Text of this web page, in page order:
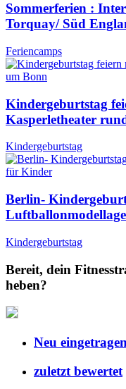
Sommerferien :
Torquay/ Süd
Feriencamps
Kindergeburtstag
Kasperletheater
Kindergeburtstag
Berlin-
Kindergeburtstag
Bereit, dein
heben?
Neu eingetragen
zuletzt bewertet